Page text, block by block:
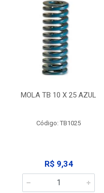
MOLA TB 10 X 25 AZUL
Código: TB1025
R$ 9,34